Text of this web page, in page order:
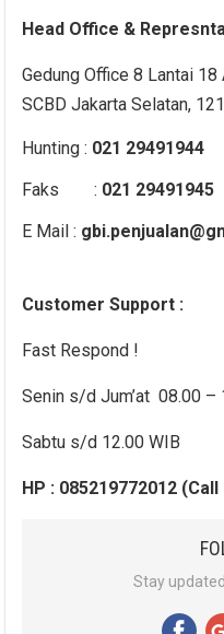
Head Office &
Gedung Office 8 Lantai
SCBD Jakarta Selatan,
Hunting : 021 29491944
Faks : 021 29491945
E Mail :
Customer Support :
Fast Respond !
Senin s/d Jum’at 08.00 –
Sabtu s/d 12.00 WIB
HP : 085219772012
Stay